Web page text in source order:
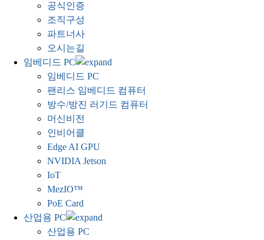
공식인증
조직구성
파트너사
오시는길
임베디드 PC
임베디드 PC
팬리스 임베디드 컴퓨터
방수/방진 러기드 컴퓨터
머신비전
인비어클
Edge AI GPU
NVIDIA Jetson
IoT
MezIO™
PoE Card
산업용 PC
산업용 PC